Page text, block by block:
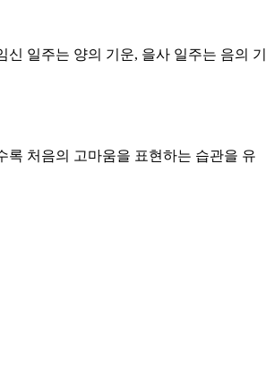
일주는 양의 기운, 을사 일주는 음의 기
록 처음의 고마움을 표현하는 습관을 유